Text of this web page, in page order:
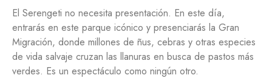
El Serengeti no necesita presentación. En este día,
entrarás en este parque icónico y presenciarás la Gran
Migración, donde millones de ñus, cebras y otras especies
de vida salvaje cruzan las llanuras en busca de pastos más
verdes. Es un espectáculo como ningún otro.